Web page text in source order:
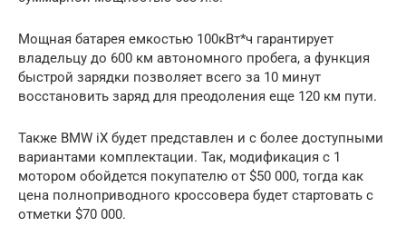
Мощная батарея емкостью 100кВт*ч гарантирует
владельцу до 600 км автономного пробега, а функция
быстрой зарядки позволяет всего за 10 минут
восстановить заряд для преодоления еще 120 км пути.
Также BMW iX будет представлен и с более доступными
вариантами комплектации. Так, модификация с 1
мотором обойдется покупателю от $50 000, тогда как
цена полноприводного кроссовера будет стартовать с
отметки $70 000.